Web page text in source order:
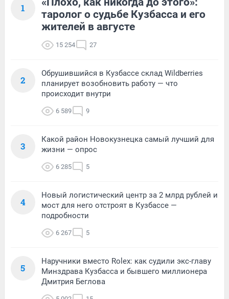
1
таролог о судьбе Кузбасса и его
жителей в августе
15 254 27
2
Обрушившийся в Кузбассе склад Wildberries
планирует возобновить работу — что
происходит внутри
6 589 9
3
Какой район Новокузнецка самый лучший для
жизни — опрос
6 285 5
4
Новый логистический центр за 2 млрд рублей и
мост для него отстроят в Кузбассе —
подробности
6 267 5
5
Наручники вместо Rolex: как судили экс-главу
Минздрава Кузбасса и бывшего миллионера
Дмитрия Беглова